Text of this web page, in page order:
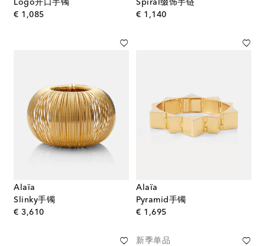
Logo开口手镯
€ 1,085original price
Spiral缀饰手链
€ 1,140original price
Alaïa
Slinky手镯
€ 3,610original price
Alaïa
Pyramid手镯
€ 1,695original price
新季单品